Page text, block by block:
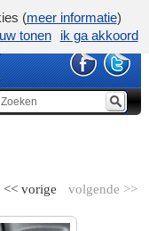
volgende >>
<< vorige
(meer informatie)
tonen
ik ga akkoord